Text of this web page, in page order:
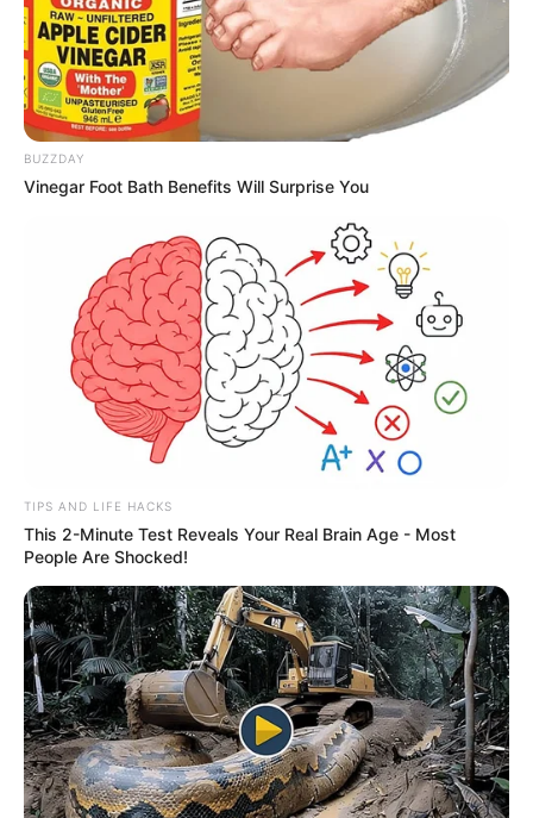
BUZZDAY
Vinegar Foot Bath Benefits Will Surprise You
TIPS AND LIFE HACKS
This 2-Minute Test Reveals Your Real Brain Age - Most
People Are Shocked!